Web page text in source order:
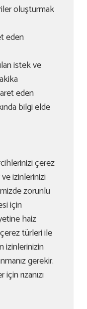
oluşturmak
eden
istek ve
eden
bilgi elde
çerez
izinlerinizi
zorunlu
için
haiz
türleri ile
izinlerinizin
gerekir.
rızanızı